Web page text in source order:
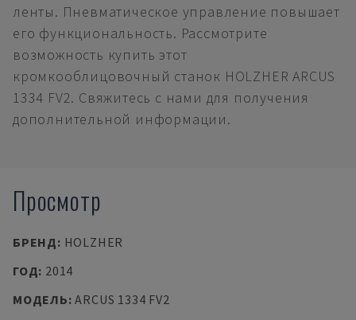
ленты. Пневматическое управление повышает
его функциональность. Рассмотрите
возможность купить этот
кромкооблицовочный станок HOLZHER ARCUS
1334 FV2. Свяжитесь с нами для получения
дополнительной информации.
Просмотр
БРЕНД: HOLZHER
ГОД: 2014
МОДЕЛЬ:ARCUS 1334 FV2